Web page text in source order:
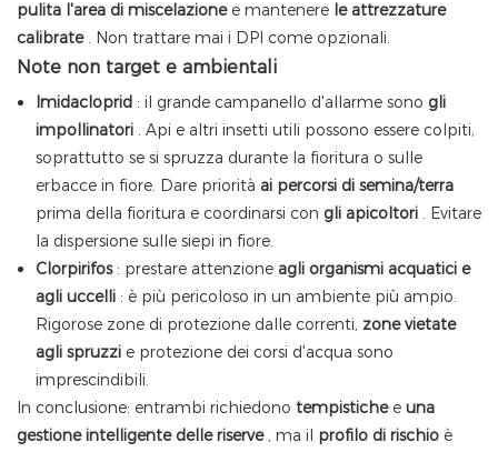
pulita l'area di miscelazionee mantenere le attrezzature
calibrate. Non trattare mai i DPI come opzionali.
Note non target e ambientali
Imidacloprid: il grande campanello d'allarme sono gli
impollinatori. Api e altri insetti utili possono essere colpiti,
soprattutto se si spruzza durante la fioritura o sulle
erbacce in fiore. Dare priorità ai percorsi di semina/terra
prima della fioritura e coordinarsi con gli apicoltori. Evitare
la dispersione sulle siepi in fiore.
Clorpirifos: prestare attenzione agli organismi acquatici e
agli uccelli: è più pericoloso in un ambiente più ampio.
Rigorose zone di protezione dalle correnti, zone vietate
agli spruzzie protezione dei corsi d'acqua sono
imprescindibili.
In conclusione: entrambi richiedono tempistichee una
gestione intelligente delle riserve, ma il profilo di rischio è